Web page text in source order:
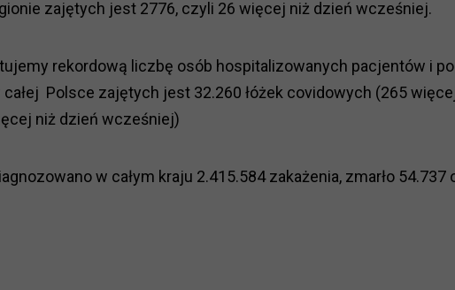
zajętych jest 2776, czyli 26 więcej niż dzień wcześniej.
rekordową liczbę osób hospitalizowanych pacjentów i
Polsce zajętych jest 32.260 łóżek covidowych (265
niż dzień wcześniej)
w całym kraju 2.415.584 zakażenia, zmarło 54.737